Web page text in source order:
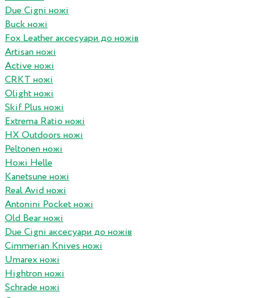
Due Cigni ножі
Buck ножі
Fox Leather аксесуари до ножів
Artisan ножі
Active ножі
CRKT ножі
Olight ножі
Skif Plus ножі
Extrema Ratio ножі
HX Outdoors ножі
Peltonen ножі
Ножі Helle
Kanetsune ножі
Real Avid ножі
Antonini Pocket ножі
Old Bear ножі
Due Cigni аксесуари до ножів
Cimmerian Knives ножі
Umarex ножі
Hightron ножі
Schrade ножі